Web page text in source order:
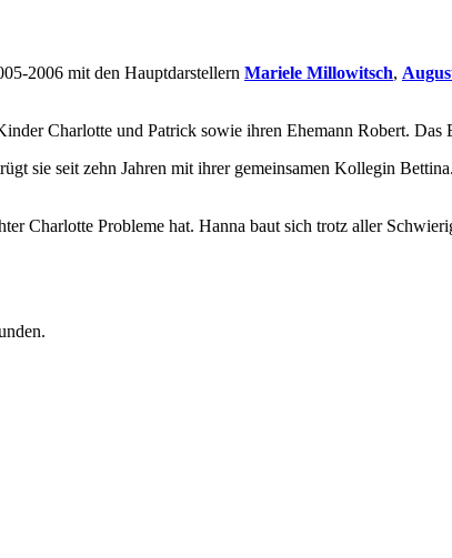
2006 mit den Hauptdarstellern Mariele Millowitsch,
Charlotte und Patrick sowie ihren Ehemann Robert. Das
sie seit zehn Jahren mit ihrer gemeinsamen Kollegin
Charlotte Probleme hat. Hanna baut sich trotz aller